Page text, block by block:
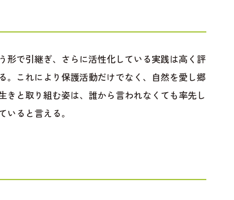
形で引継ぎ、さらに活性化している実践は高く評
。これにより保護活動だけでなく、自然を愛し郷
と取り組む姿は、誰から言われなくても率先し
ると言える。